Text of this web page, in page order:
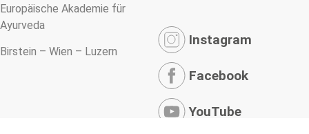
Europäische Akademie für
Ayurveda
Birstein – Wien – Luzern
Instagram
Facebook
YouTube